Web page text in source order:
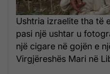
Ushtria izraelite tha të
pasi një ushtar u
një cigare në gojën e
Virgjëreshës Mari në